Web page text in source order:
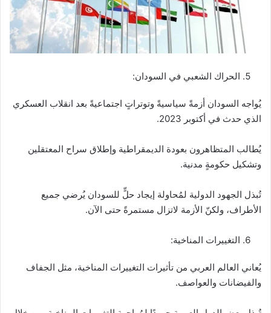
الحراك الشعبي في السودان:
يُواجه السودان أزمةً سياسيةً وتوتراتٍ اجتماعيةً بعد انقلاب العسكري
الذي حدث في أكتوبر 2023.
يُطالب المتظاهرون بعودة الديمقراطية وإطلاق سراح المعتقلين
وتشكيل حكومةٍ مدنية.
تُبذل الجهود الدولية لمُحاولة إيجاد حلٍّ للسودان يُرضي جميع
الأطراف، ولكنّ الأزمة لاتزال مستمرةً حتى الآن.
التغييرات المناخية:
يُعاني العالم العربي من تأثيرات التغييرات المناخية، مثل الجفاف
والفيضانات والعواصف.